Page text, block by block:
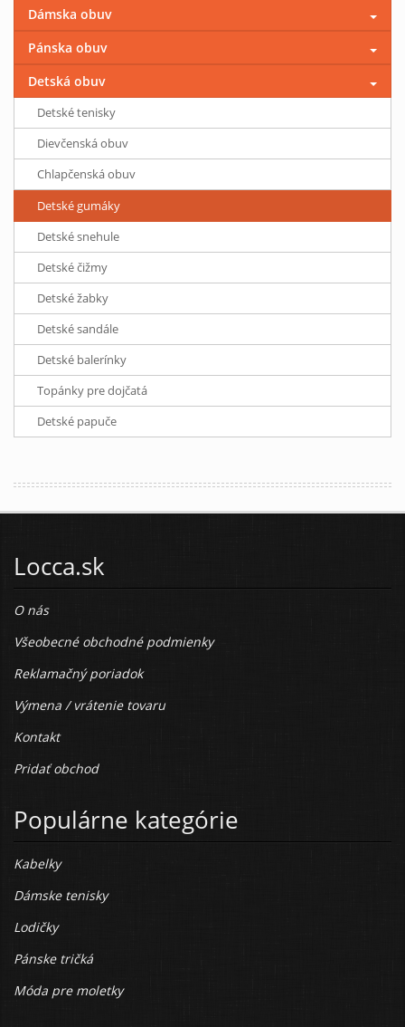
Dámska obuv
Pánska obuv
Detská obuv
Detské tenisky
Dievčenská obuv
Chlapčenská obuv
Detské gumáky
Detské snehule
Detské čižmy
Detské žabky
Detské sandále
Detské balerínky
Topánky pre dojčatá
Detské papuče
Locca.sk
O nás
Všeobecné obchodné podmienky
Reklamačný poriadok
Výmena / vrátenie tovaru
Kontakt
Pridať obchod
Populárne kategórie
Kabelky
Dámske tenisky
Lodičky
Pánske tričká
Móda pre moletky